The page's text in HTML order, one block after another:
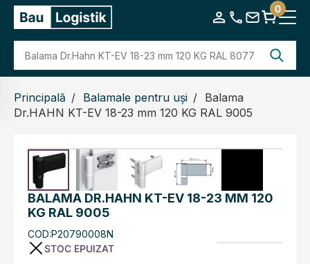
0
Principală Balamale pentru uși
Balama
Dr.HAHN KT-EV 18-23 mm 120 KG RAL 9005
BALAMA DR.HAHN KT-EV 18-23 MM 120
KG RAL 9005
COD:P20790008N
STOC EPUIZAT